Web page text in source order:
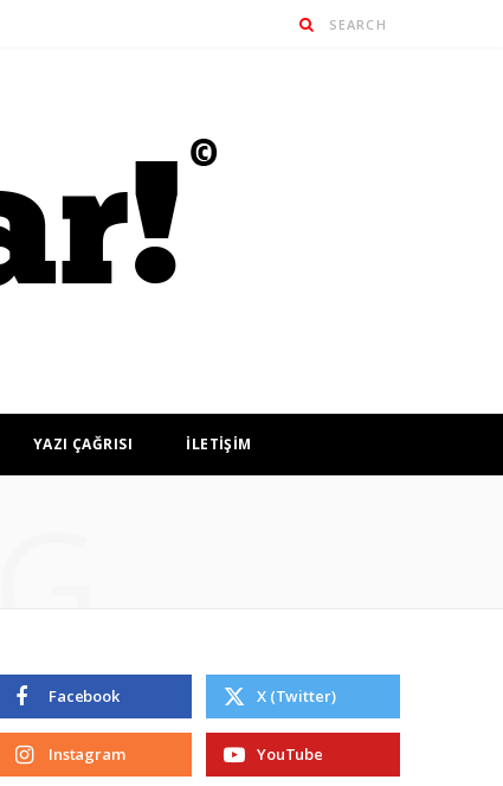
YAZI ÇAĞRISI İLETİŞİM
Facebook X (Twitter)
Instagram YouTube